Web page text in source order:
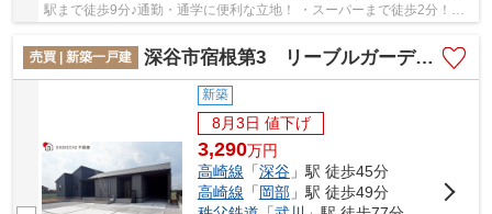
駅まで徒歩9分♪通勤・通学に便利な立地！ ・スーパーまで徒歩2分！好
売買 | 新築一戸建
深谷市宿根第3 リーブルガーデン 新築戸建 全1棟 1号棟
新築
8月3日 値下げ
3,290万円
高崎線 「深谷」駅 徒歩45分
高崎線 「岡部」駅 徒歩49分